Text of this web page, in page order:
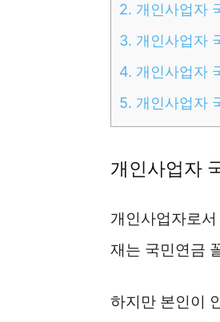
2. 개인사업자
3. 개인사업자
4. 개인사업자
5. 개인사업자
개인사업자
개인사업자로
재는 국민연금
하지만 본인이